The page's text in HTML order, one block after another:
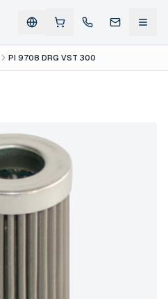
PI 9708 DRG VST 300